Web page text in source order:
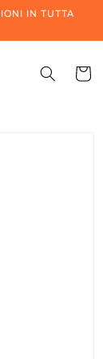
IN TUTTA
Carrello